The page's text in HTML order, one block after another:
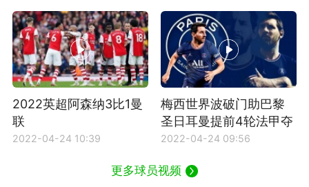
2022英超阿森纳3比1曼
联
2022-04-24 10:39
梅西世界波破门助巴黎
圣日耳曼提前4轮法甲夺
冠
2022-04-24 09:56
更多球员视频